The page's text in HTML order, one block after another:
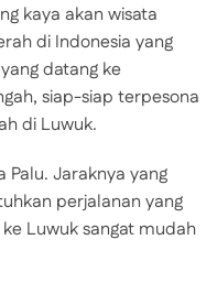
kaya akan wisata
di Indonesia yang
datang ke
siap-siap terpesona
di Luwuk.
Jaraknya yang
perjalanan yang
Luwuk sangat mudah